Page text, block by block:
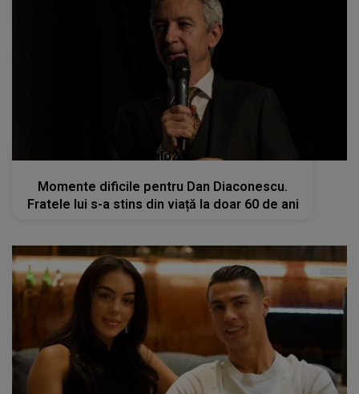
kanald2.ro
Momente dificile pentru Dan Diaconescu.
Fratele lui s-a stins din viață la doar 60 de ani